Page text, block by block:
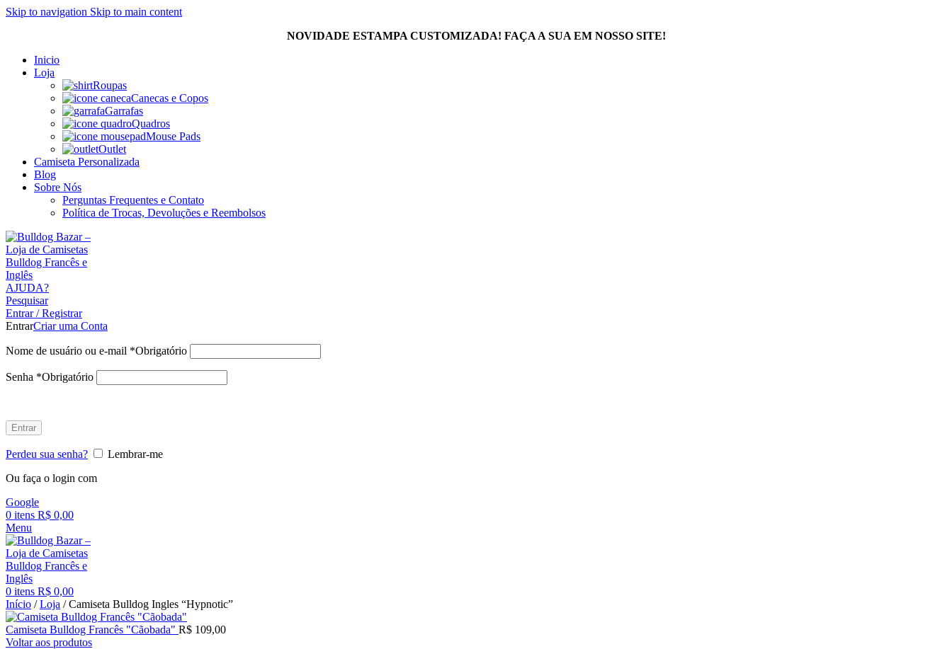
Skip to navigation Skip to main content
NOVIDADE ESTAMPA CUSTOMIZADA! FAÇA A SUA EM NOSSO SITE!
Inicio
Loja
Roupas
Canecas e Copos
Garrafas
Quadros
Mouse Pads
Outlet
Camiseta Personalizada
Blog
Sobre Nós
Perguntas Frequentes e Contato
Política de Trocas, Devoluções e Reembolsos
AJUDA?
Pesquisar
Entrar / Registrar
EntrarCriar uma Conta
Nome de usuário ou e-mail *Obrigatório
Senha *Obrigatório
Entrar
Perdeu sua senha?
Lembrar-me
Ou faça o login com
Google
0 itens R$ 0,00
Menu
0 itens R$ 0,00
Início /Loja /Camiseta Bulldog Ingles “Hypnotic”
Camiseta Bulldog Francês "Cãobada" R$ 109,00
Voltar aos produtos